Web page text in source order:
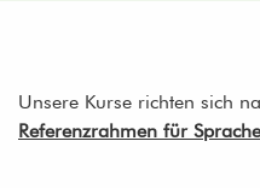
Unsere Kurse richten sich
Referenzrahmen für